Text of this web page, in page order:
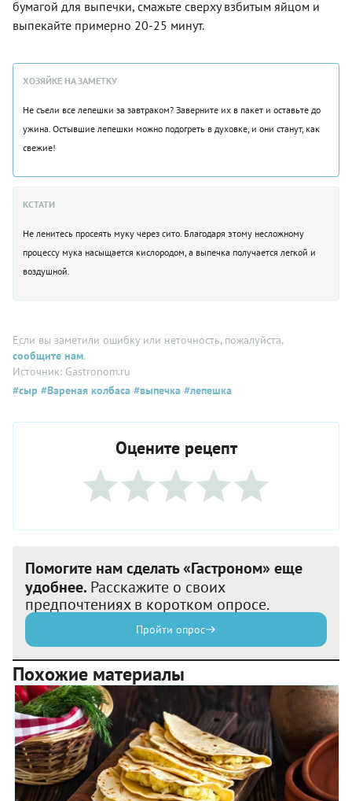
бумагой для выпечки, смажьте сверху взбитым яйцом и
выпекайте примерно 20-25 минут.
ХОЗЯЙКЕ НА ЗАМЕТКУ
Не съели все лепешки за завтраком? Заверните их в пакет и оставьте до
ужина. Остывшие лепешки можно подогреть в духовке, и они станут, как
свежие!
КСТАТИ
Не ленитесь просеять муку через сито. Благодаря этому несложному
процессу мука насыщается кислородом, а выпечка получается легкой и
воздушной.
Если вы заметили ошибку или неточность, пожалуйста,
сообщите нам.
Источник: Gastronom.ru
#сыр #Вареная колбаса #выпечка #лепешка
Оцените рецепт
Помогите нам сделать «Гастроном» еще
удобнее. Расскажите о своих
предпочтениях в коротком опросе.
Пройти опрос
Похожие материалы